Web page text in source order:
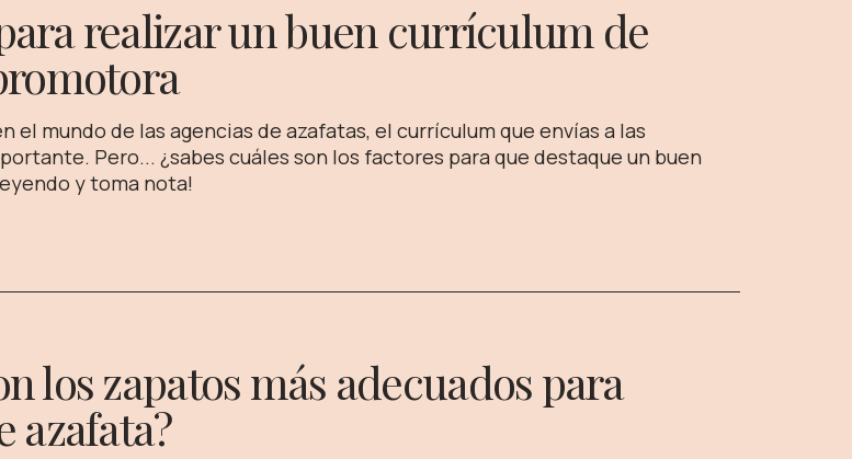
realizar un buen currículum de
el mundo de las agencias de azafatas, el currículum que envías a las
Pero... ¿sabes cuáles son los factores para que destaque un buen
y toma nota!
los zapatos más adecuados para
azafata?